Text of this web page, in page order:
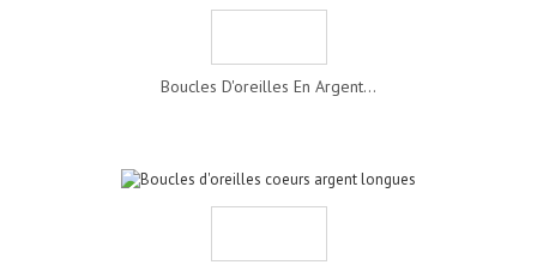
Boucles D'oreilles En Argent...